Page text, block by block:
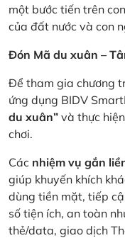
một bước tiến trên
của đất nước và con
Đón Mã du xuân –
Để tham gia chương
ứng dụng BIDV
du xuân” và thực
chơi.
Các nhiệm vụ gắn
giúp khuyến khích
dùng tiền mặt, tiếp
số tiện ích, an toàn
thẻ/data, giao dịch